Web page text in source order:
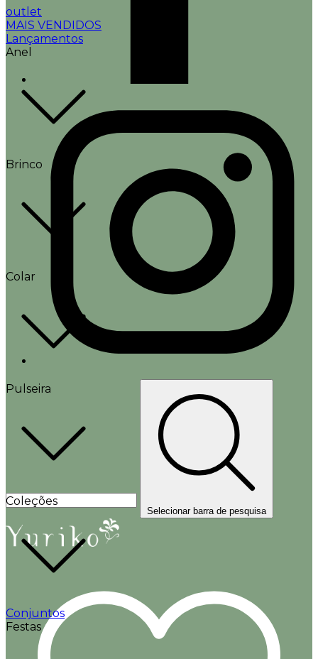
outlet
MAIS VENDIDOS
Lançamentos
Anel
Brinco
Colar
Pulseira
Coleções
Conjuntos
Festas
Selecionar barra de pesquisa